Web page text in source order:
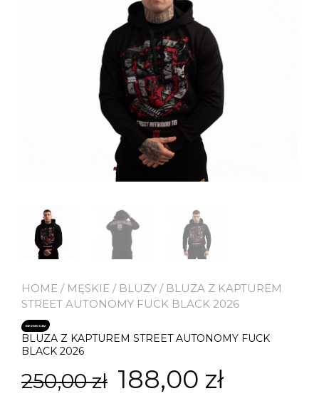
HOME / MĘSKIE / BLUZY / BLUZA Z KAPTUREM
STREET AUTONOMY FUCK BLACK 2026
PROMOCJA!
BLUZA Z KAPTUREM STREET AUTONOMY FUCK
BLACK 2026
250,00zł Pierwotna
188,00 zł